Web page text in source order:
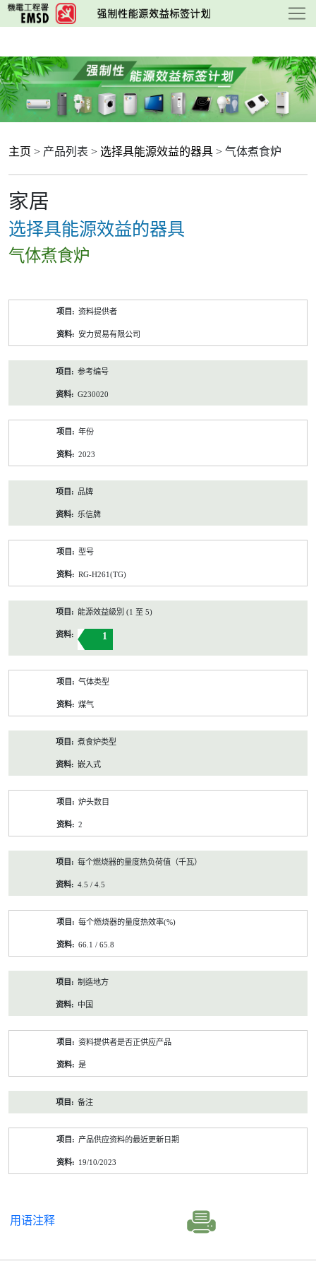
跳
至
要
内
容
主页 > 产品列表 > 选择具能源效益的器具 > 气体煮食炉
家居
选择具能源效益的器具
气体煮食炉
资料提供者
安力贸易有限公司
参考编号
G230020
年份
2023
品牌
乐信牌
型号
RG-H261(TG)
能源效益級別 (1 至 5)
1
气体类型
煤气
煮食炉类型
嵌入式
炉头数目
2
每个燃烧器的量度热负荷值（千瓦）
4.5 / 4.5
每个燃烧器的量度热效率(%)
66.1 / 65.8
制造地方
中国
资料提供者是否正供应产品
是
备注
产品供应资料的最近更新日期
19/10/2023
用语注释